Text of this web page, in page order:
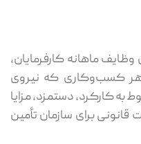
ماهانه کارفرمایان،
هر کسب‌وکاری که نیروی
به کارکرد، دستمزد، مزایا
برای سازمان تأمین